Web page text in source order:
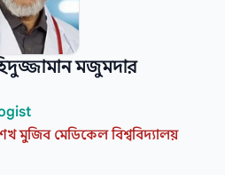
মজুমদার
মুজিব মেডিকেল বিশ্ববিদ্যালয়